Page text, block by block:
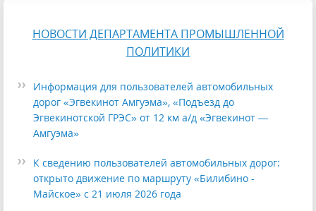
НОВОСТИ ДЕПАРТАМЕНТА ПРОМЫШЛЕННОЙ
ПОЛИТИКИ
Информация для пользователей автомобильных
дорог «Эгвекинот Амгуэма», «Подъезд до
Эгвекинотской ГРЭС» от 12 км а/д «Эгвекинот —
Амгуэма»
К сведению пользователей автомобильных дорог:
открыто движение по маршруту «Билибино -
Майское» с 21 июля 2026 года